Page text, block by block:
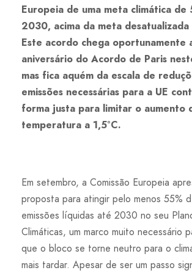
Europeia de uma meta climática de
2030, acima da meta
Este acordo chega oportunamente
aniversário do Acordo de Paris
mas fica aquém da escala de
emissões necessárias para a UE
forma justa para limitar o aumento
temperatura a 1,5°C.
Em setembro, a Comissão Europeia
proposta para atingir pelo menos 55%
emissões líquidas até 2030 no seu
Climáticas, um marco muito necessário
que o bloco se torne neutro para o
mais tardar. Apesar de ser um passo